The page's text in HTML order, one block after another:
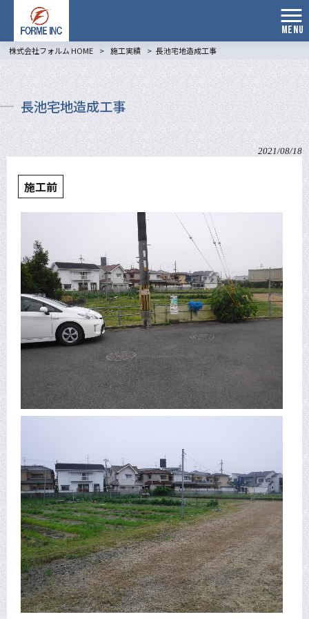
MENU
株式会社フォルム HOME > 施工実績 > 長池宅地造成工事
長池宅地造成工事
2021/08/18
施工前